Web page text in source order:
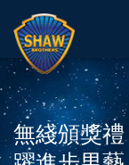
無綫頒獎